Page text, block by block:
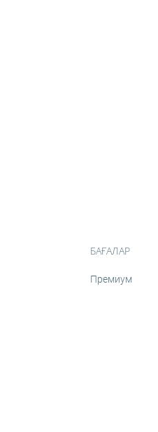
БАҒАЛАР
Премиум